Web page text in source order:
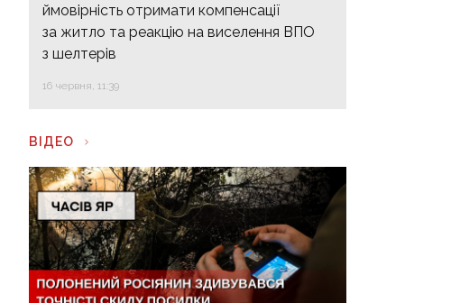
ймовірність отримати компенсації
за житло та реакцію на виселення ВПО
з шелтерів
16 червня, 11:39
ВІДЕО